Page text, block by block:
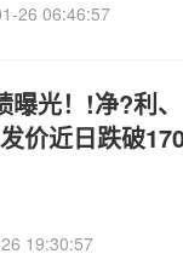
26 06:46:57
曝光！!净?利
价近日跌破
19:30:57